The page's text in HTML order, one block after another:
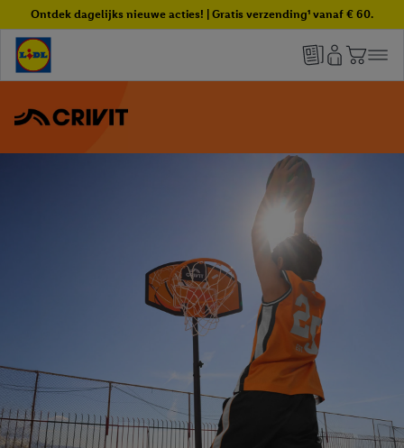
Ontdek dagelijks nieuwe acties! | Gratis verzending¹ vanaf € 60.